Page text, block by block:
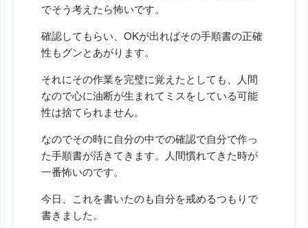
でそう考えたら怖いです。
確認してもらい、OKが出ればその手順書の正確
性もグンとあがります。
それにその作業を完璧に覚えたとしても、人間
なので心に油断が生まれてミスをしている可能
性は捨てられません。
なのでその時に自分の中での確認で自分で作っ
た手順書が活きてきます。人間慣れてきた時が
一番怖いのです。
今日、これを書いたのも自分を戒めるつもりで
書きました。